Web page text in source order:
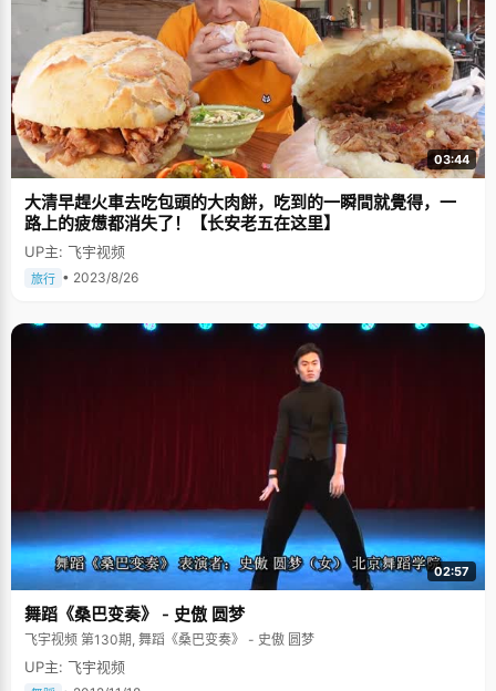
03:44
大清早趕火車去吃包頭的大肉餅，吃到的一瞬間就覺得，一
路上的疲憊都消失了！【长安老五在这里】
UP主: 飞宇视频
旅行 • 2023/8/26
02:57
舞蹈《桑巴变奏》 - 史傲 圆梦
飞宇视频 第130期, 舞蹈《桑巴变奏》 - 史傲 圆梦
UP主: 飞宇视频